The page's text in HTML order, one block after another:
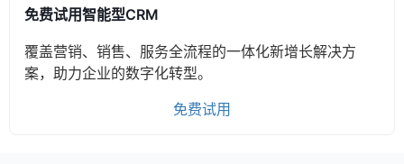
免费试用智能型CRM
覆盖营销、销售、服务全流程的一体化新增长解决方
案，助力企业的数字化转型。
免费试用